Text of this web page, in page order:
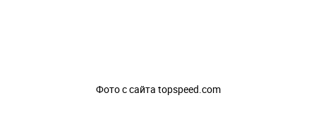
Фото с сайта topspeed.com